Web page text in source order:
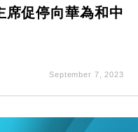
席促停向華為和中
September 7, 2023